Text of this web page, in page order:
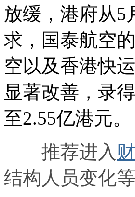
放缓，港府从5
求，国泰航空
空以及香港快
显著改善，录
至2.55亿港元。
推荐进入
结构人员变化